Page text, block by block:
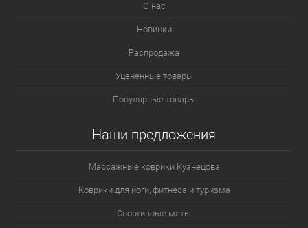
О нас
Новинки
Распродажа
Уцененные товары
Популярные товары
Наши предложения
Массажные коврики Кузнецова
Коврики для йоги, фитнеса и туризма
Спортивные маты